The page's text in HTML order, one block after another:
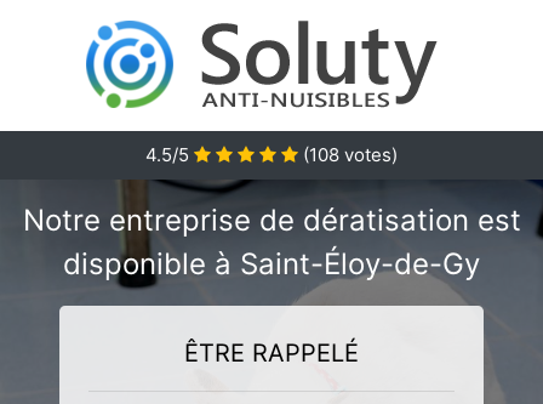
4.5/5 (108 votes)
Notre entreprise de dératisation est
disponible à Saint-Éloy-de-Gy
ÊTRE RAPPELÉ